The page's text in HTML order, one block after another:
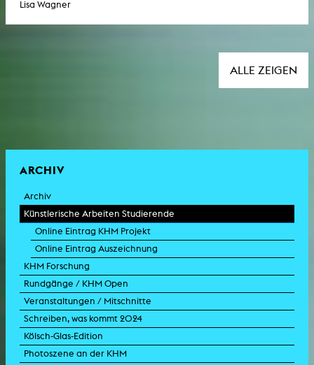
Lisa Wagner
ALLE ZEIGEN
ARCHIV
Archiv
Künstlerische Arbeiten Studierende
Online Eintrag KHM Projekt
Online Eintrag Auszeichnung
KHM Forschung
Rundgänge / KHM Open
Veranstaltungen / Mitschnitte
Schreiben, was kommt 2024
Kölsch-Glas-Edition
Photoszene an der KHM